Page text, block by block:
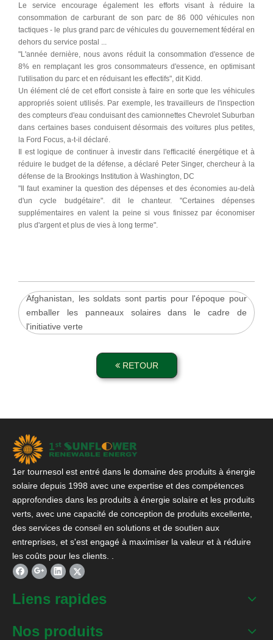
Le service encourage également les efforts visant à réduire la
consommation de carburant de son parc de 86 000 véhicules non
tactiques - le plus grand parc de véhicules du gouvernement fédéral en
dehors du service postal ...
"L'année dernière, nous avons réduit la consommation d'essence de
8% en remplaçant les gros consommateurs d'essence, en optimisant
l'utilisation du parc et en réduisant les effectifs", dit Kidd.
Un élément clé de cet effort consiste à faire en sorte que les véhicules
appropriés soient utilisés. Par exemple, les travailleurs de l'inspection
des compteurs d'eau conduisant des camionnettes Chevrolet Suburban
dans certaines bases conduisent désormais des voitures plus petites,
la Ford Focus, a-t-il déclaré.
Il est logique de continuer à investir dans l'efficacité énergétique et à
réduire le budget de la défense, a déclaré Peter Singer, chercheur à la
défense de la Brookings Institution à Washington, DC
"Il faut examiner la question des dépenses et des économies au-delà
d'un cycle budgétaire". dit le chanteur. "Certaines dépenses
supplémentaires en valent la peine si vous finissez par économiser
plus d'argent et plus de vies à long terme".
Afghanistan, les soldats sont partis pour l'époque pour
emballer les panneaux solaires dans le cadre de
l'initiative verte
RETOUR
1er tournesol est entré dans le domaine des produits à énergie
solaire depuis 1998 avec une expertise et des compétences
approfondies dans les produits à énergie solaire et les produits
verts, avec une capacité de conception de produits excellente,
des services de conseil en solutions et de soutien aux
entreprises, et s'est engagé à maximiser la valeur et à réduire
les coûts pour les clients. .
Liens rapides
Nos produits